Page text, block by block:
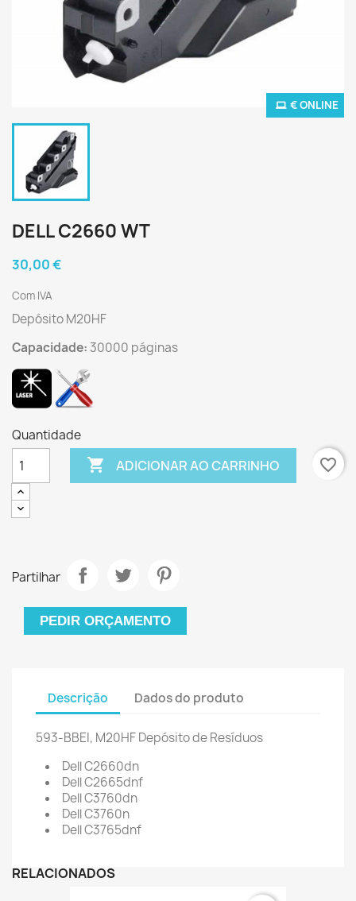
€ ONLINE
DELL C2660 WT
30,00 €
Com IVA
DepósitoM20HF
Capacidade: 30000 páginas
Quantidade
 ADICIONAR AO CARRINHO favorite_border
Partilhar
PEDIR ORÇAMENTO
Descrição Dados do produto
593-BBEI, M20HF Depósito de Resíduos
Dell C2660dn
Dell C2665dnf
Dell C3760dn
Dell C3760n
Dell C3765dnf
RELACIONADOS